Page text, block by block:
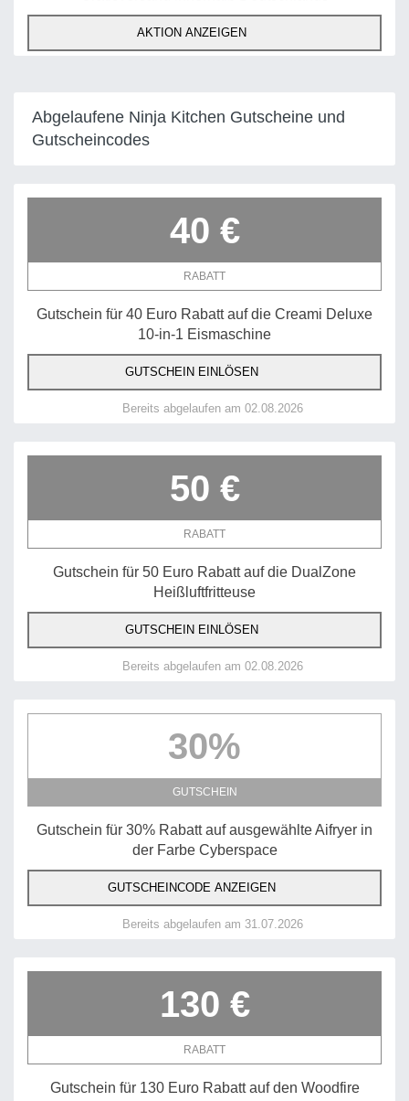
AKTION ANZEIGEN
Abgelaufene Ninja Kitchen Gutscheine und
Gutscheincodes
40 €
RABATT
Gutschein für 40 Euro Rabatt auf die Creami Deluxe
10-in-1 Eismaschine
GUTSCHEIN EINLÖSEN
Bereits abgelaufen am 02.08.2026
50 €
RABATT
Gutschein für 50 Euro Rabatt auf die DualZone
Heißluftfritteuse
GUTSCHEIN EINLÖSEN
Bereits abgelaufen am 02.08.2026
30%
GUTSCHEIN
Gutschein für 30% Rabatt auf ausgewählte Aifryer in
der Farbe Cyberspace
GUTSCHEINCODE ANZEIGEN
Bereits abgelaufen am 31.07.2026
130 €
RABATT
Gutschein für 130 Euro Rabatt auf den Woodfire